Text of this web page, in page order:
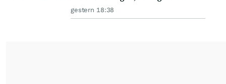
gestern 18:38